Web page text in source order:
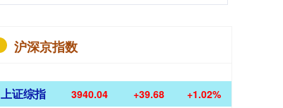
沪深京指数
上证综指 3940.04 +39.68 +1.02%